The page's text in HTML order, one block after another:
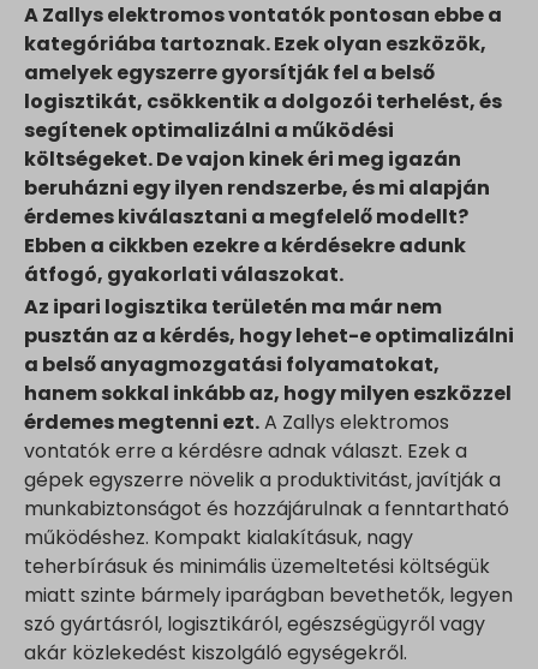
A Zallys elektromos vontatók pontosan ebbe a
kategóriába tartoznak. Ezek olyan eszközök,
amelyek egyszerre gyorsítják fel a belső
logisztikát, csökkentik a dolgozói terhelést, és
segítenek optimalizálni a működési
költségeket. De vajon kinek éri meg igazán
beruházni egy ilyen rendszerbe, és mi alapján
érdemes kiválasztani a megfelelő modellt?
Ebben a cikkben ezekre a kérdésekre adunk
átfogó, gyakorlati válaszokat.
Az ipari logisztika területén ma már nem
pusztán az a kérdés, hogy lehet-e optimalizálni
a belső anyagmozgatási folyamatokat,
hanem sokkal inkább az, hogy milyen eszközzel
érdemes megtenni ezt.A Zallys elektromos
vontatók erre a kérdésre adnak választ. Ezek a
gépek egyszerre növelik a produktivitást, javítják a
munkabiztonságot és hozzájárulnak a fenntartható
működéshez. Kompakt kialakításuk, nagy
teherbírásuk és minimális üzemeltetési költségük
miatt szinte bármely iparágban bevethetők, legyen
szó gyártásról, logisztikáról, egészségügyről vagy
akár közlekedést kiszolgáló egységekről.